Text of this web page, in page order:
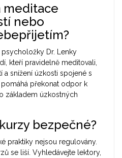
meditace
nebo
Dr. Lenky
kteří pravidelně meditovali,
a snížení úzkosti spojené s
překonat odpor k
základem úzkostných
bezpečné?
praktiky nejsou regulovány.
se liší. Vyhledávejte lektory,